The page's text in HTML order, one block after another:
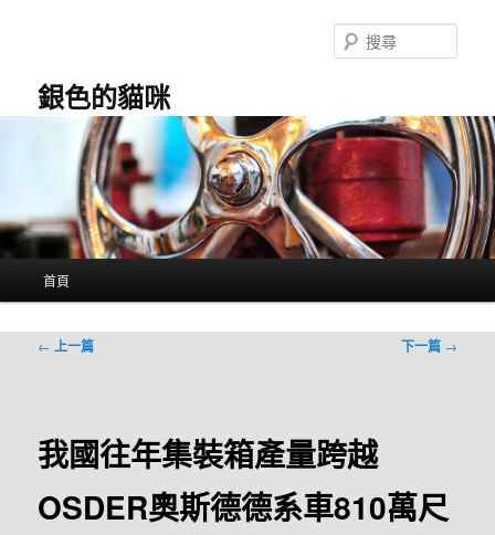
銀色的貓咪
尋
首頁
文
← 上一篇 下一篇 →
我國往年集裝箱產量跨越
OSDER奧斯德德系車810萬尺